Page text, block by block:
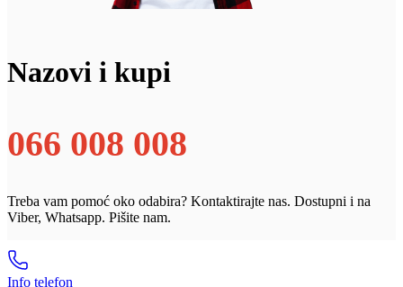
Nazovi i kupi
066 008 008
Treba vam pomoć oko odabira? Kontaktirajte nas. Dostupni i na
Viber, Whatsapp. Pišite nam.
Info telefon